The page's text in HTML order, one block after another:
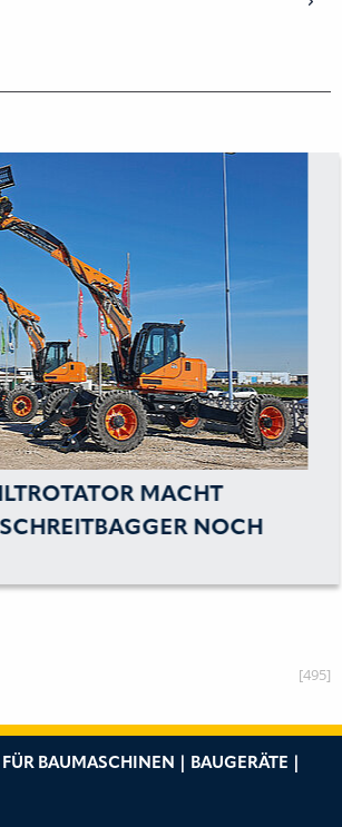
MACHT
NOCH E
[495]
BAUMASCHINEN | BAUGERÄTE |